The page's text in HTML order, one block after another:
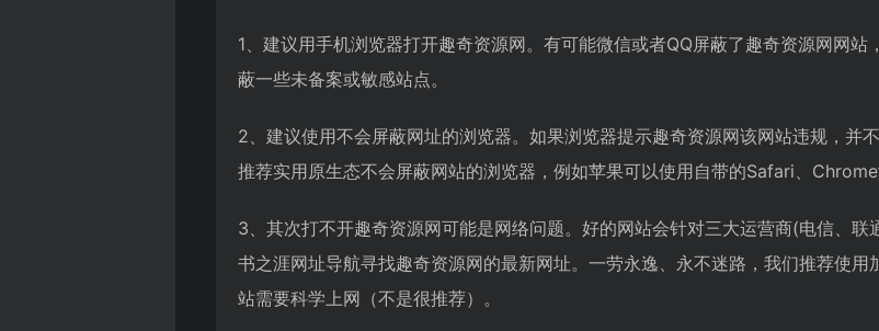
1、建议用手机浏览器打开趣奇资源网。有可能微信或者QQ屏蔽了趣奇资源网网
蔽一些未备案或敏感站点。
2、建议使用不会屏蔽网址的浏览器。如果浏览器提示趣奇资源网该网站违规，并
推荐实用原生态不会屏蔽网站的浏览器，例如苹果可以使用自带的Safari、
3、其次打不开趣奇资源网可能是网络问题。好的网站会针对三大运营商(电信、
书之涯网址导航寻找趣奇资源网的最新网址。一劳永逸、永不迷路，我们推荐使
站需要科学上网（不是很推荐）。